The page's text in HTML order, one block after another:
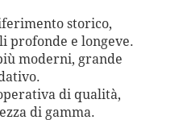
storico,
profonde e longeve.
moderni, grande
di qualità,
di gamma.